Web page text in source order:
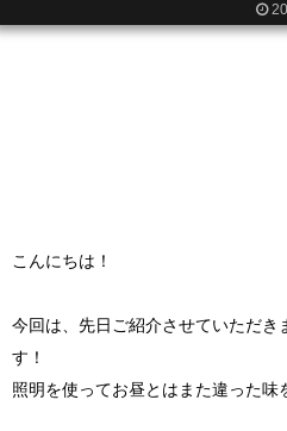
こんにちは！
今回は、先日ご紹介させていただき
す！
照明を使ってお昼とはまた違った味